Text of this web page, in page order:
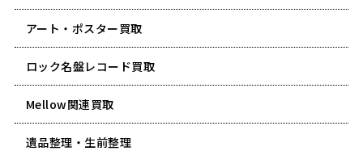
アート・ポスター買取
ロック名盤レコード買取
Mellow関連買取
遺品整理・生前整理